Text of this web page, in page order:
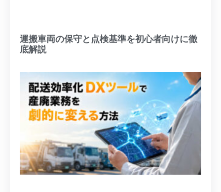
運搬車両の保守と点検基準を初心者向けに徹
底解説